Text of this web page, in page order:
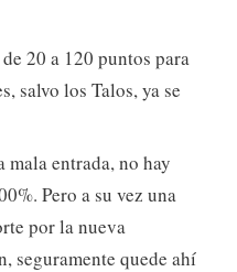
20 a 120 puntos para
salvo los Talos, ya se
mala entrada, no hay
Pero a su vez una
por la nueva
seguramente quede ahí